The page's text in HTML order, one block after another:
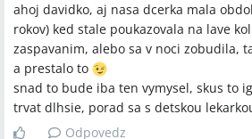
Najčastejšie otázky
Q: Ako rozlíšiť rastové bolesti od
ročného dieťaťa?
A:Rastové bolesti sa často objavujú
začervenania alebo trvalého
ahoj davidko, aj nasa dcerka mala
rokov) ked stale poukazovala na lave
zaspavanim, alebo sa v noci zobudila,
a prestalo to
snad to bude iba ten vymysel, skus to
trvat dlhsie, porad sa s detskou
Odpovedz